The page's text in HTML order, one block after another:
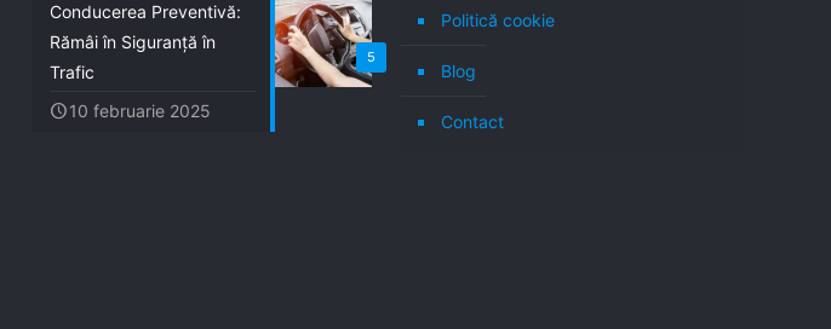
5
Conducerea Preventivă:
Rămâi în Siguranță în
Trafic
10 februarie 2025
Politică cookie
Blog
Contact